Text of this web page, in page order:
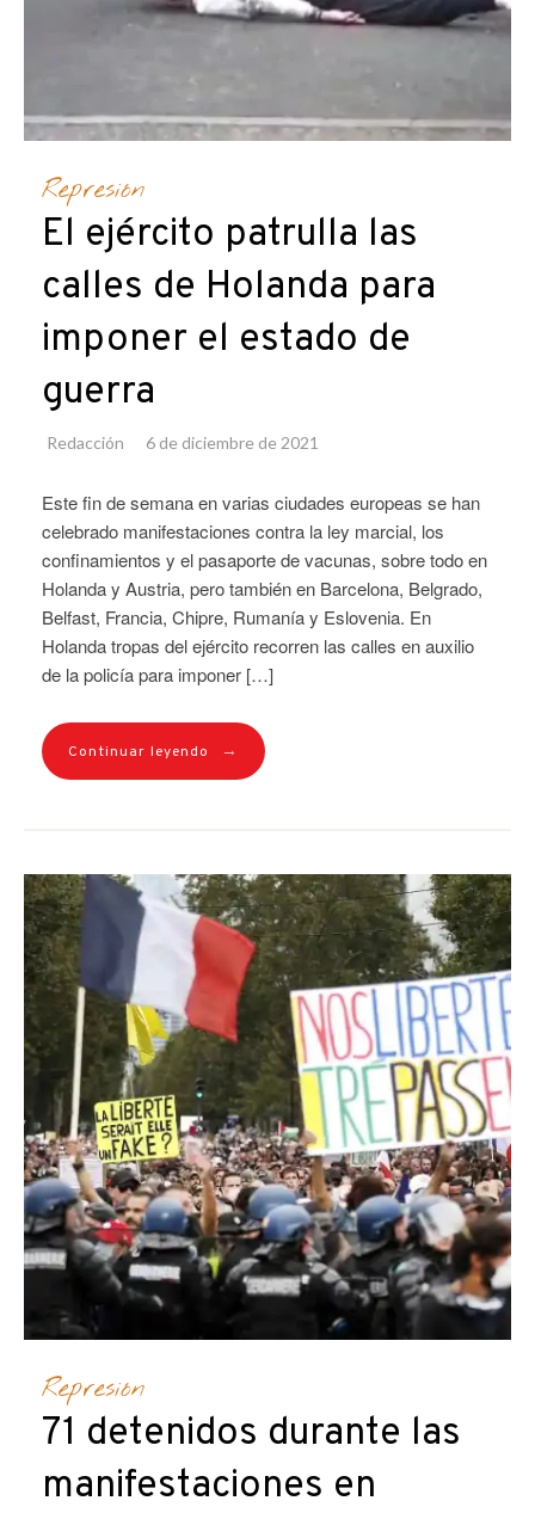
Represión
El ejército patrulla las
calles de Holanda para
imponer el estado de
guerra
Redacción 6 de diciembre de 2021
Este fin de semana en varias ciudades europeas se han
celebrado manifestaciones contra la ley marcial, los
confinamientos y el pasaporte de vacunas, sobre todo en
Holanda y Austria, pero también en Barcelona, Belgrado,
Belfast, Francia, Chipre, Rumanía y Eslovenia. En
Holanda tropas del ejército recorren las calles en auxilio
de la policía para imponer […]
Continuar leyendo →
Represión
71 detenidos durante las
manifestaciones en